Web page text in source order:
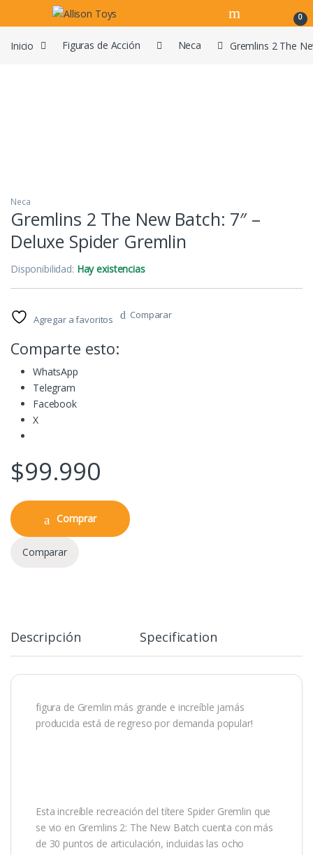
Ir al contenido
0
Inicio Figuras de Acción Neca Gremlins 2 The
Neca
Gremlins 2 The New Batch: 7″ –
Deluxe Spider Gremlin
Disponibilidad: Hay existencias
Agregar a favoritos Comparar
Comparte esto:
WhatsApp
Telegram
Facebook
X
$99.990
Comprar
Comparar
Descripción Specification
figura de Gremlin más grande e increíble jamás
producida está de regreso por demanda popular!
Esta increíble recreación del títere Spider Gremlin que
se vio en Gremlins 2: The New Batch cuenta con más
de 30 puntos de articulación, incluidas las ocho